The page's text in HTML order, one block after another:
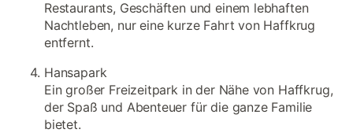
Restaurants, Geschäften und einem lebhaften
Nachtleben, nur eine kurze Fahrt von Haffkrug
entfernt.
Hansapark
Ein großer Freizeitpark in der Nähe von Haffkrug,
der Spaß und Abenteuer für die ganze Familie
bietet.